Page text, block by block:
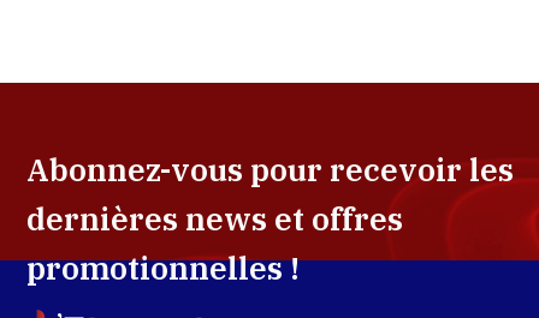
Abonnez-vous pour recevoir les
dernières news et offres
promotionnelles !